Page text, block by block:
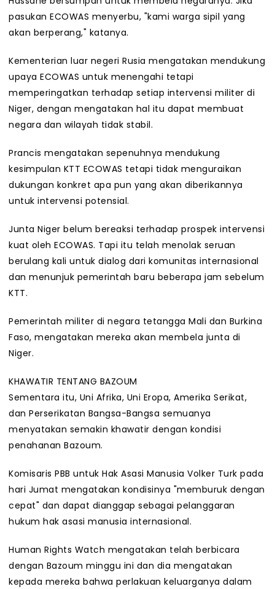
pasukan ECOWAS menyerbu, "kami warga sipil yang
akan berperang," katanya.
Kementerian luar negeri Rusia mengatakan mendukung
upaya ECOWAS untuk menengahi tetapi
memperingatkan terhadap setiap intervensi militer di
Niger, dengan mengatakan hal itu dapat membuat
negara dan wilayah tidak stabil.
Prancis mengatakan sepenuhnya mendukung
kesimpulan KTT ECOWAS tetapi tidak menguraikan
dukungan konkret apa pun yang akan diberikannya
untuk intervensi potensial.
Junta Niger belum bereaksi terhadap prospek intervensi
kuat oleh ECOWAS. Tapi itu telah menolak seruan
berulang kali untuk dialog dari komunitas internasional
dan menunjuk pemerintah baru beberapa jam sebelum
KTT.
Pemerintah militer di negara tetangga Mali dan Burkina
Faso, mengatakan mereka akan membela junta di
Niger.
KHAWATIR TENTANG BAZOUM
Sementara itu, Uni Afrika, Uni Eropa, Amerika Serikat,
dan Perserikatan Bangsa-Bangsa semuanya
menyatakan semakin khawatir dengan kondisi
penahanan Bazoum.
Komisaris PBB untuk Hak Asasi Manusia Volker Turk pada
hari Jumat mengatakan kondisinya "memburuk dengan
cepat" dan dapat dianggap sebagai pelanggaran
hukum hak asasi manusia internasional.
Human Rights Watch mengatakan telah berbicara
dengan Bazoum minggu ini dan dia mengatakan
kepada mereka bahwa perlakuan keluarganya dalam